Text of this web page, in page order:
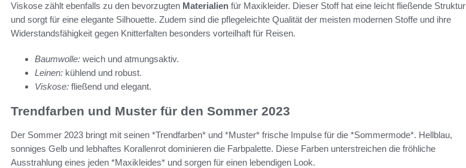
Viskose zählt ebenfalls zu den bevorzugten Materialien für Maxikleider. Dieser Stoff hat eine leicht fließende Struktur
und sorgt für eine elegante Silhouette. Zudem sind die pflegeleichte Qualität der meisten modernen Stoffe und ihre
Widerstandsfähigkeit gegen Knitterfalten besonders vorteilhaft für Reisen.
Baumwolle: weich und atmungsaktiv.
Leinen: kühlend und robust.
Viskose: fließend und elegant.
Trendfarben und Muster für den Sommer 2023
Der Sommer 2023 bringt mit seinen *Trendfarben* und *Muster* frische Impulse für die *Sommermode*. Hellblau,
sonniges Gelb und lebhaftes Korallenrot dominieren die Farbpalette. Diese Farben unterstreichen die fröhliche
Ausstrahlung eines jeden *Maxikleides* und sorgen für einen lebendigen Look.